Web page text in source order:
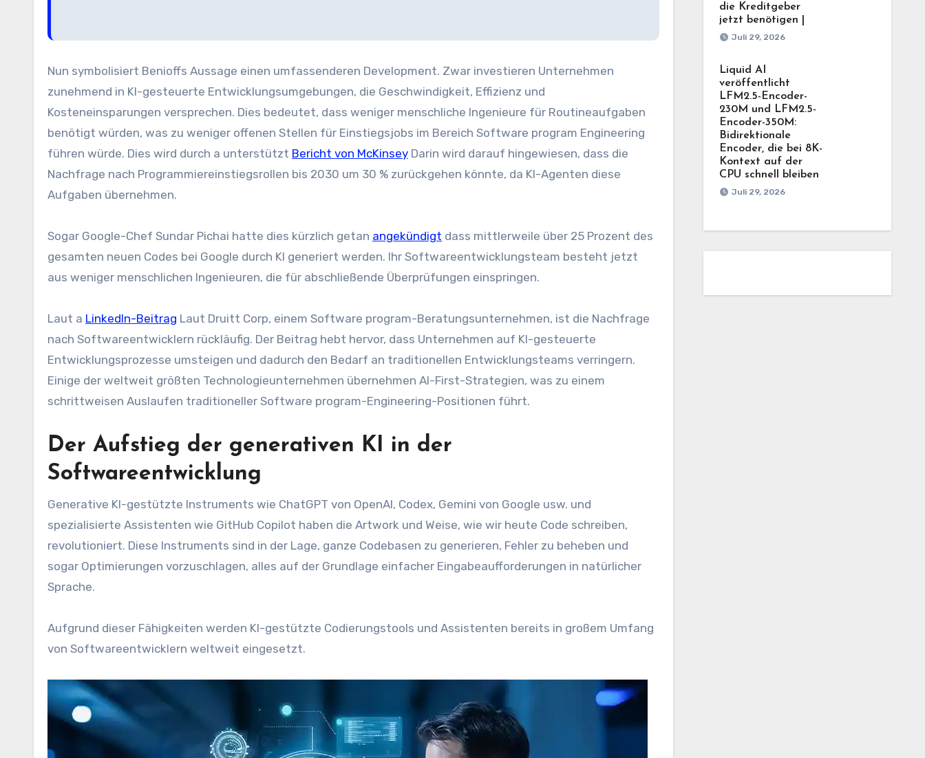
Nun symbolisiert Benioffs Aussage einen umfassenderen Development. Zwar investieren Unternehmen
zunehmend in KI-gesteuerte Entwicklungsumgebungen, die Geschwindigkeit, Effizienz und
Kosteneinsparungen versprechen. Dies bedeutet, dass weniger menschliche Ingenieure für Routineaufgaben
benötigt würden, was zu weniger offenen Stellen für Einstiegsjobs im Bereich Software program Engineering
führen würde. Dies wird durch a unterstützt Bericht von McKinsey Darin wird darauf hingewiesen, dass die
Nachfrage nach Programmiereinstiegsrollen bis 2030 um 30 % zurückgehen könnte, da KI-Agenten diese
Aufgaben übernehmen.
Sogar Google-Chef Sundar Pichai hatte dies kürzlich getan angekündigt dass mittlerweile über 25 Prozent des
gesamten neuen Codes bei Google durch KI generiert werden. Ihr Softwareentwicklungsteam besteht jetzt
aus weniger menschlichen Ingenieuren, die für abschließende Überprüfungen einspringen.
Laut a LinkedIn-Beitrag Laut Druitt Corp, einem Software program-Beratungsunternehmen, ist die Nachfrage
nach Softwareentwicklern rückläufig. Der Beitrag hebt hervor, dass Unternehmen auf KI-gesteuerte
Entwicklungsprozesse umsteigen und dadurch den Bedarf an traditionellen Entwicklungsteams verringern.
Einige der weltweit größten Technologieunternehmen übernehmen AI-First-Strategien, was zu einem
schrittweisen Auslaufen traditioneller Software program-Engineering-Positionen führt.
Der Aufstieg der generativen KI in der
Softwareentwicklung
Generative KI-gestützte Instruments wie ChatGPT von OpenAI, Codex, Gemini von Google usw. und
spezialisierte Assistenten wie GitHub Copilot haben die Artwork und Weise, wie wir heute Code schreiben,
revolutioniert. Diese Instruments sind in der Lage, ganze Codebasen zu generieren, Fehler zu beheben und
sogar Optimierungen vorzuschlagen, alles auf der Grundlage einfacher Eingabeaufforderungen in natürlicher
Sprache.
Aufgrund dieser Fähigkeiten werden KI-gestützte Codierungstools und Assistenten bereits in großem Umfang
von Softwareentwicklern weltweit eingesetzt.
die Kreditgeber
jetzt benötigen |
Juli 29, 2026
Liquid AI
veröffentlicht
LFM2.5-Encoder-
230M und LFM2.5-
Encoder-350M:
Bidirektionale
Encoder, die bei 8K-
Kontext auf der
CPU schnell bleiben
Juli 29, 2026